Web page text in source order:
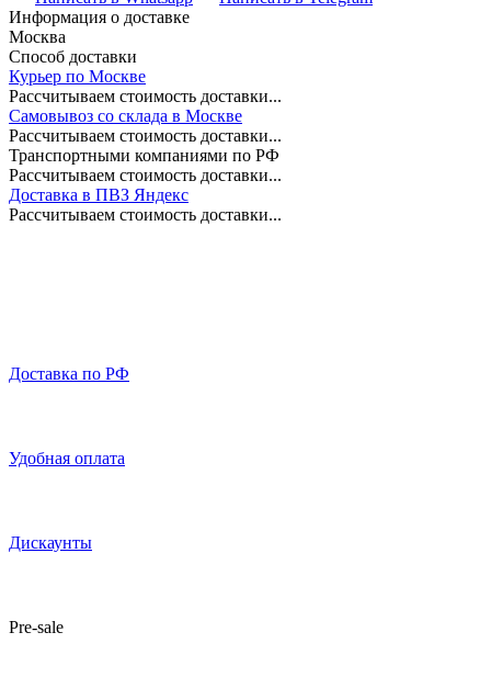
Информация о доставке
Москва
Способ доставки
Курьер по Москве
Рассчитываем стоимость доставки...
Самовывоз со склада в Москве
Рассчитываем стоимость доставки...
Транспортными компаниями по РФ
Рассчитываем стоимость доставки...
Доставка в ПВЗ Яндекс
Рассчитываем стоимость доставки...
Доставка по РФ
Удобная оплата
Дискаунты
Pre-sale